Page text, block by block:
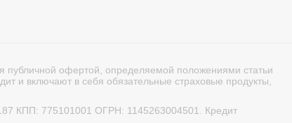
публичной офертой, определяемой положениями статьи
и включают в себя обязательные страховые продукты,
КПП: 775101001 ОГРН: 1145263004501. Кредит